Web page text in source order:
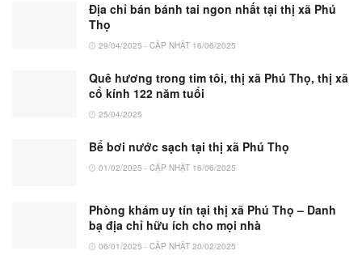
Địa chỉ bán bánh tai ngon nhất tại thị xã Phú
Thọ
29/04/2025 - CẬP NHẬT 16/06/2025
Quê hương trong tim tôi, thị xã Phú Thọ, thị xã
cổ kính 122 năm tuổi
25/04/2025
Bể bơi nước sạch tại thị xã Phú Thọ
01/02/2025 - CẬP NHẬT 16/06/2025
Phòng khám uy tín tại thị xã Phú Thọ – Danh
bạ địa chỉ hữu ích cho mọi nhà
06/01/2025 - CẬP NHẬT 20/02/2025